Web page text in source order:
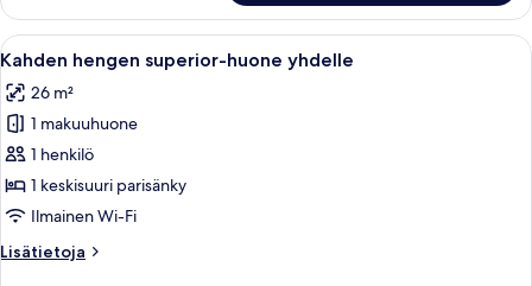
deluxe-
huone
yhdelle
Avaa
kaikki
huonetyypin
Kahden
hengen
superior-
huone
kuvat
Ylelliset vuodevaatteet, minibaari,
5
Kahden hengen superior-huone yhdelle
26 m²
1 makuuhuone
1 henkilö
1 keskisuuri parisänky
Ilmainen Wi-Fi
Lisätietoja
Lisätietoja